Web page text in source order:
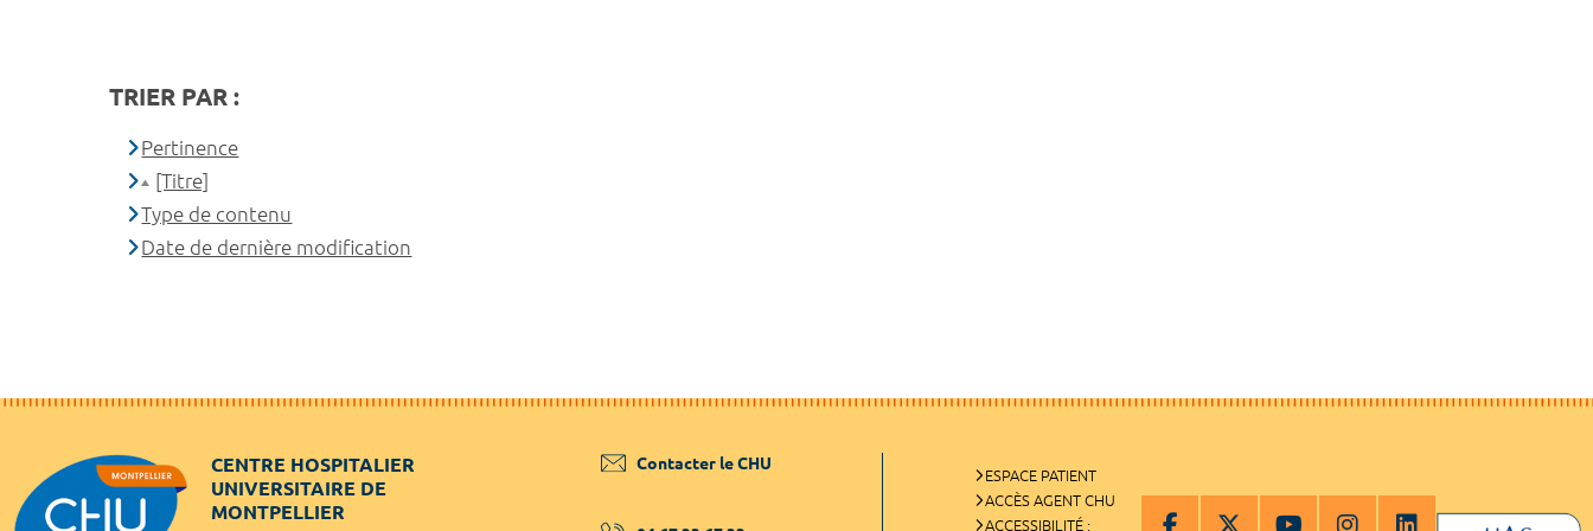
TRIER PAR :
Pertinence
[Titre]
Type de contenu
Date de dernière modification
CENTRE HOSPITALIER
UNIVERSITAIRE DE
MONTPELLIER
Contacter le CHU
ESPACE PATIENT
ACCÈS AGENT CHU
ACCESSIBILITÉ :